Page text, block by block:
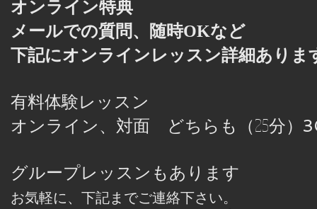
オンライン特典
メールでの質問、随時OKなど
下記にオンラインレッスン詳細ありま
有料体験レッスン
オンライン、対面 どちらも
（25分）
グループレッスンもあります
お気軽に、下記までご連絡下さい。